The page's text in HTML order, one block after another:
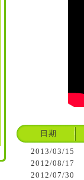
日期
2013/03/15
2012/08/17
2012/07/30